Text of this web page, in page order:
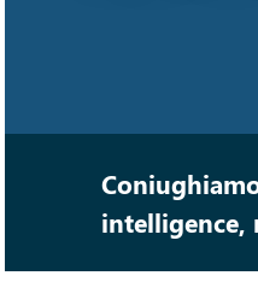
intelligence,